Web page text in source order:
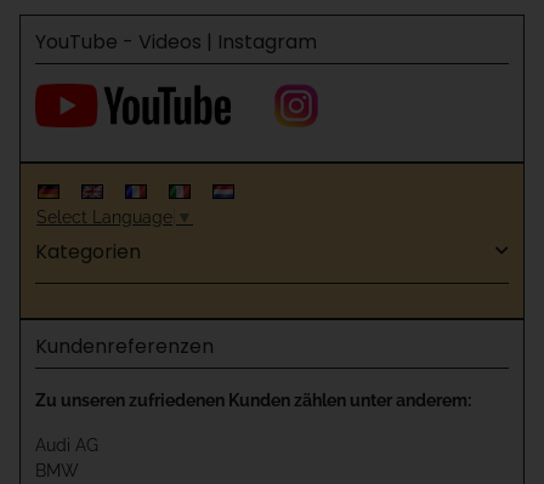
YouTube - Videos | Instagram
Select Language ▼
Kategorien
Kundenreferenzen
Zu unseren zufriedenen Kunden zählen unter anderem:
Audi AG
BMW